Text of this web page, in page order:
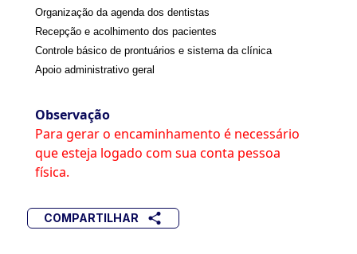
Organização da agenda dos dentistas
Recepção e acolhimento dos pacientes
Controle básico de prontuários e sistema da clínica
Apoio administrativo geral
Observação
Para gerar o encaminhamento é necessário
que esteja logado com sua conta pessoa
física.
COMPARTILHAR